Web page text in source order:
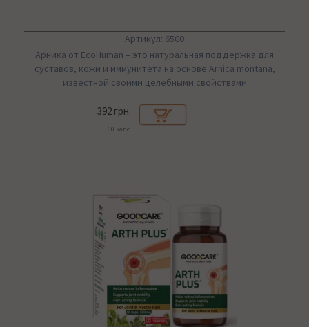
Артикул: 6500
Арника от EcoHuman – это натуральная поддержка для
суставов, кожи и иммунитета на основе Arnica montana,
известной своими целебными свойствами
392 грн.
60 капс.